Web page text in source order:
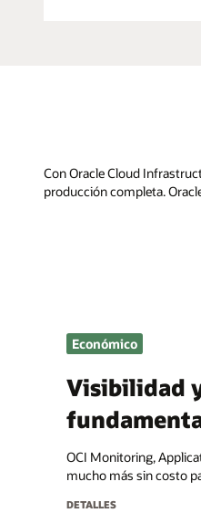
Con Oracle Cloud
producción completa.
Económico
Visibilidad
OCI Monitoring,
mucho más sin costo
DETALLES